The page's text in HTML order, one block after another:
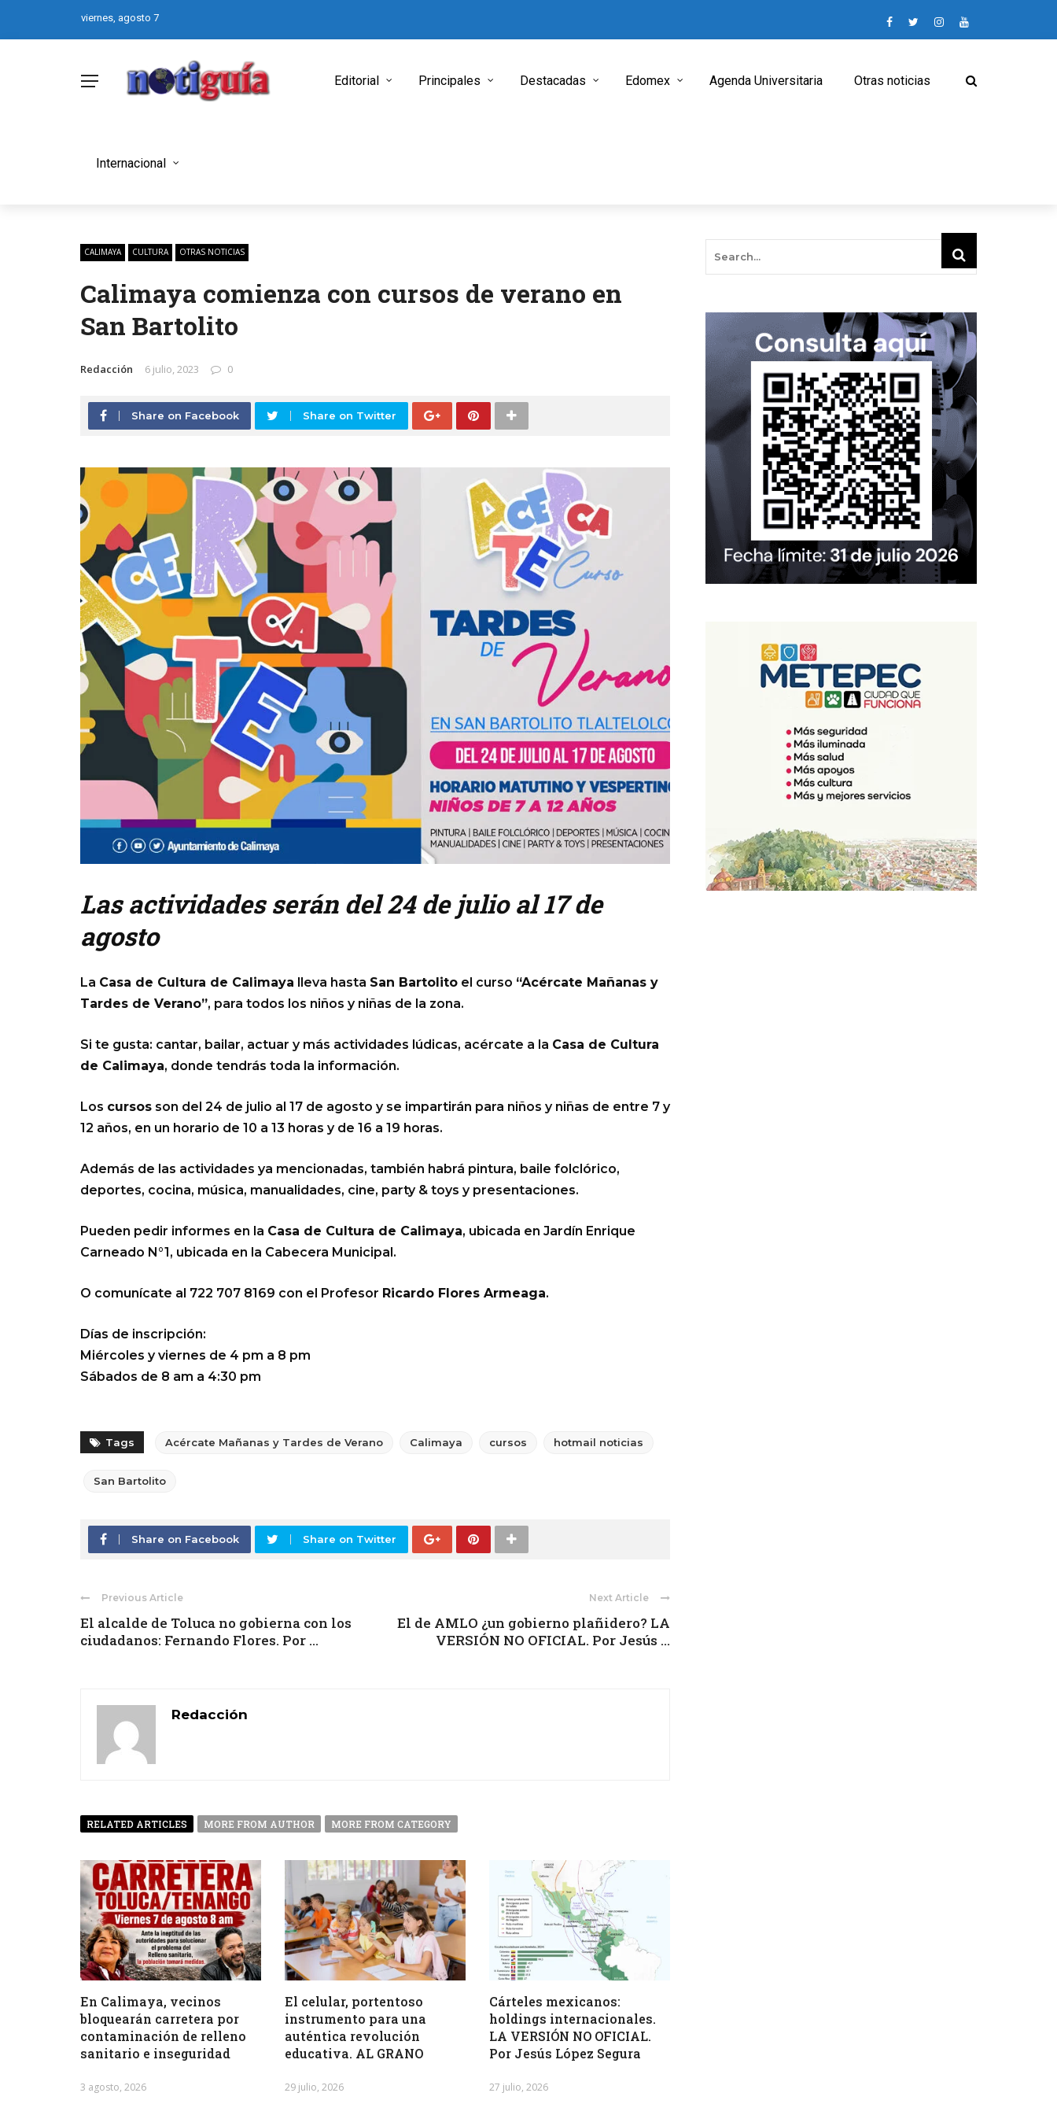
viernes, agosto 7
Editorial Principales Destacadas Edomex Agenda Universitaria Otras noticias
Internacional
CALIMAYA CULTURA OTRAS NOTICIAS
Calimaya comienza con cursos de verano en
San Bartolito
Redacción 6 julio, 2023 0
Share on Facebook Share on Twitter
Las actividades serán del 24 de julio al 17 de
agosto
La Casa de Cultura de Calimaya lleva hasta San Bartolito el curso “Acércate Mañanas y
Tardes de Verano”, para todos los niños y niñas de la zona.
Si te gusta: cantar, bailar, actuar y más actividades lúdicas, acércate a la Casa de Cultura
de Calimaya, donde tendrás toda la información.
Los cursos son del 24 de julio al 17 de agosto y se impartirán para niños y niñas de entre 7 y
12 años, en un horario de 10 a 13 horas y de 16 a 19 horas.
Además de las actividades ya mencionadas, también habrá pintura, baile folclórico,
deportes, cocina, música, manualidades, cine, party & toys y presentaciones.
Pueden pedir informes en la Casa de Cultura de Calimaya, ubicada en Jardín Enrique
Carneado N°1, ubicada en la Cabecera Municipal.
O comunícate al 722 707 8169 con el Profesor Ricardo Flores Armeaga.
Días de inscripción:
Miércoles y viernes de 4 pm a 8 pm
Sábados de 8 am a 4:30 pm
Tags Acércate Mañanas y Tardes de Verano Calimaya cursos hotmail noticias
San Bartolito
Share on Facebook Share on Twitter
Previous Article
El alcalde de Toluca no gobierna con los
ciudadanos: Fernando Flores. Por ...
Next Article
El de AMLO ¿un gobierno plañidero? LA
VERSIÓN NO OFICIAL. Por Jesús ...
Redacción
RELATED ARTICLES MORE FROM AUTHOR MORE FROM CATEGORY
En Calimaya, vecinos
bloquearán carretera por
contaminación de relleno
sanitario e inseguridad
3 agosto, 2026
El celular, portentoso
instrumento para una
auténtica revolución
educativa. AL GRANO
29 julio, 2026
Cárteles mexicanos:
holdings internacionales.
LA VERSIÓN NO OFICIAL.
Por Jesús López Segura
27 julio, 2026